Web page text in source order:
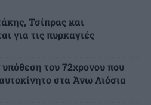
Τσίπρας και
για τις πυρκαγιές
του 72χρονου που
στα Άνω Λιόσια